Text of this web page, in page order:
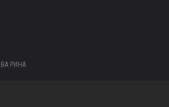
РИНА